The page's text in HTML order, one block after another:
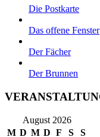
Die Postkarte
Das offene Fenster
Der Fächer
Der Brunnen
August 2026
M D M D F S S